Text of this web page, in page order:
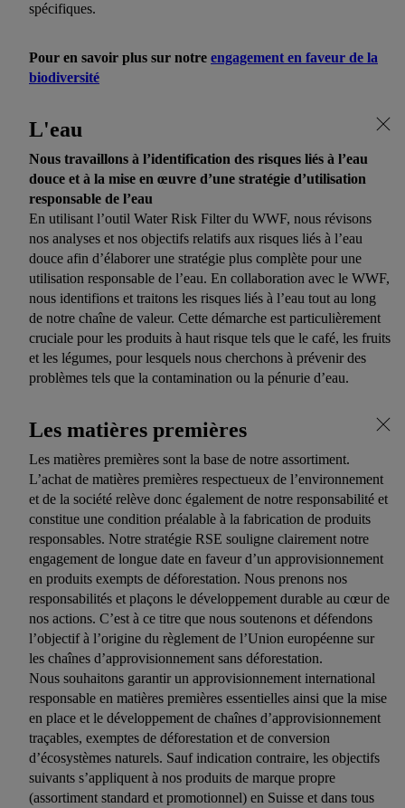
spécifiques.
Pour en savoir plus sur notre engagement en faveur de la
biodiversité
L'eau
Nous travaillons à l’identification des risques liés à l’eau
douce et à la mise en œuvre d’une stratégie d’utilisation
responsable de l’eau
En utilisant l’outil Water Risk Filter du WWF, nous révisons
nos analyses et nos objectifs relatifs aux risques liés à l’eau
douce afin d’élaborer une stratégie plus complète pour une
utilisation responsable de l’eau. En collaboration avec le WWF,
nous identifions et traitons les risques liés à l’eau tout au long
de notre chaîne de valeur. Cette démarche est particulièrement
cruciale pour les produits à haut risque tels que le café, les fruits
et les légumes, pour lesquels nous cherchons à prévenir des
problèmes tels que la contamination ou la pénurie d’eau.
Les matières premières
Les matières premières sont la base de notre assortiment.
L’achat de matières premières respectueux de l’environnement
et de la société relève donc également de notre responsabilité et
constitue une condition préalable à la fabrication de produits
responsables. Notre stratégie RSE souligne clairement notre
engagement de longue date en faveur d’un approvisionnement
en produits exempts de déforestation. Nous prenons nos
responsabilités et plaçons le développement durable au cœur de
nos actions. C’est à ce titre que nous soutenons et défendons
l’objectif à l’origine du règlement de l’Union européenne sur
les chaînes d’approvisionnement sans déforestation.
Nous souhaitons garantir un approvisionnement international
responsable en matières premières essentielles ainsi que la mise
en place et le développement de chaînes d’approvisionnement
traçables, exemptes de déforestation et de conversion
d’écosystèmes naturels. Sauf indication contraire, les objectifs
suivants s’appliquent à nos produits de marque propre
(assortiment standard et promotionnel) en Suisse et dans tous